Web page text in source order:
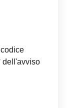
dell'avviso